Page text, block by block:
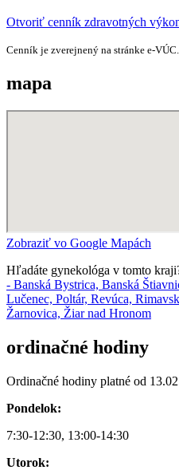
Otvoriť cenník zdravotných
Cenník je zverejnený na stránke e‑VÚC.
mapa
Zobraziť vo Google Mapách
Hľadáte gynekológa v tomto
- Banská Bystrica, Banská
Lučenec, Poltár, Revúca,
Žarnovica, Žiar nad Hronom
ordinačné hodiny
Ordinačné hodiny platné od
Pondelok:
7:30-12:30, 13:00-14:30
Utorok: